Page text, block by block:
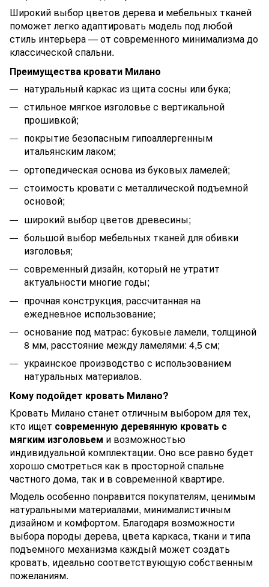
Широкий выбор цветов дерева и мебельных тканей
поможет легко адаптировать модель под любой
стиль интерьера — от современного минимализма до
классической спальни.
Преимущества кровати Милано
натуральный каркас из щита сосны или бука;
стильное мягкое изголовье с вертикальной
прошивкой;
покрытие безопасным гипоаллергенным
итальянским лаком;
ортопедическая основа из буковых ламелей;
стоимость кровати с металлической подъемной
основой;
широкий выбор цветов древесины;
большой выбор мебельных тканей для обивки
изголовья;
современный дизайн, который не утратит
актуальности многие годы;
прочная конструкция, рассчитанная на
ежедневное использование;
основание под матрас: буковые ламели, толщиной
8 мм, расстояние между ламелями: 4,5 см;
украинское производство с использованием
натуральных материалов.
Кому подойдет кровать Милано?
Кровать Милано станет отличным выбором для тех,
кто ищет современную деревянную кровать с
мягким изголовьем и возможностью
индивидуальной комплектации. Оно все равно будет
хорошо смотреться как в просторной спальне
частного дома, так и в современной квартире.
Модель особенно понравится покупателям, ценимым
натуральными материалами, минималистичным
дизайном и комфортом. Благодаря возможности
выбора породы дерева, цвета каркаса, ткани и типа
подъемного механизма каждый может создать
кровать, идеально соответствующую собственным
пожеланиям.